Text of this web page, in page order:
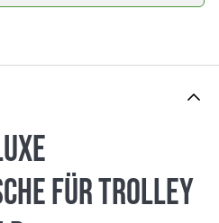
für Trolley